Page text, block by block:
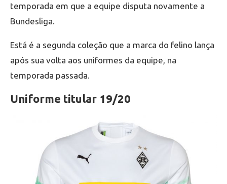
temporada em que a equipe disputa novamente a
Bundesliga.
Está é a segunda coleção que a marca do felino lança
após sua volta aos uniformes da equipe, na
temporada passada.
Uniforme titular 19/20